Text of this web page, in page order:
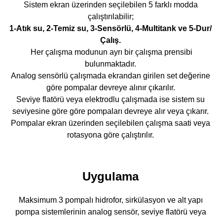
Sistem ekran üzerinden seçilebilen 5 farklı modda
çalıştırılabilir;
1-Atık su, 2-Temiz su, 3-Sensörlü, 4-Multitank ve 5-Dur/
Çalış.
Her çalışma modunun ayrı bir çalışma prensibi
bulunmaktadır.
Analog sensörlü çalışmada ekrandan girilen set değerine
göre pompalar devreye alınır çıkarılır.
Seviye flatörü veya elektrodlu çalışmada ise sistem su
seviyesine göre göre pompaları devreye alır veya çıkarır.
Pompalar ekran üzerinden seçilebilen çalışma saati veya
rotasyona göre çalıştırılır.
Uygulama
Maksimum 3 pompalı hidrofor, sirkülasyon ve alt yapı
pompa sistemlerinin analog sensör, seviye flatörü veya